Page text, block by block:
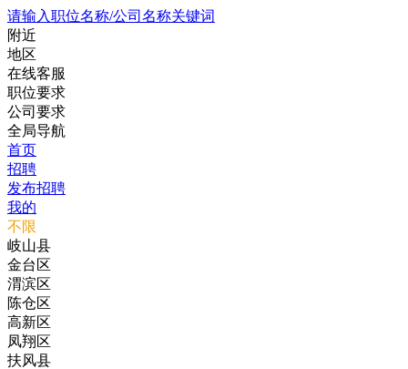
请输入职位名称/公司名称关键词
附近
地区
在线客服
职位要求
公司要求
全局导航
首页
招聘
发布招聘
我的
不限
岐山县
金台区
渭滨区
陈仓区
高新区
凤翔区
扶风县